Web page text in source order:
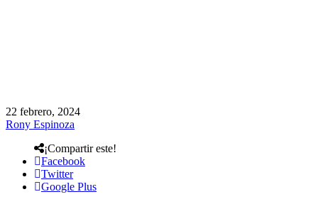
22 febrero, 2024
Rony Espinoza
¡Compartir este!
Facebook
Twitter
Google Plus